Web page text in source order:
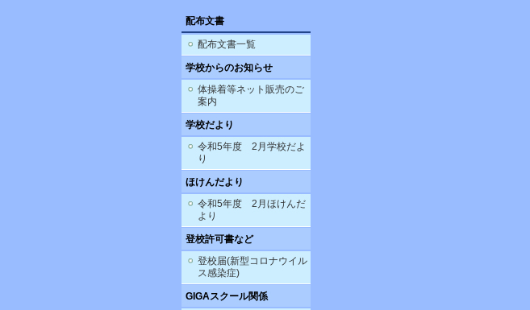
配布文書
配布文書一覧
学校からのお知らせ
体操着等ネット販売のご
案内
学校だより
令和5年度 2月学校だよ
り
ほけんだより
令和5年度 2月ほけんだ
より
登校許可書など
登校届(新型コロナウイル
ス感染症)
GIGAスクール関係